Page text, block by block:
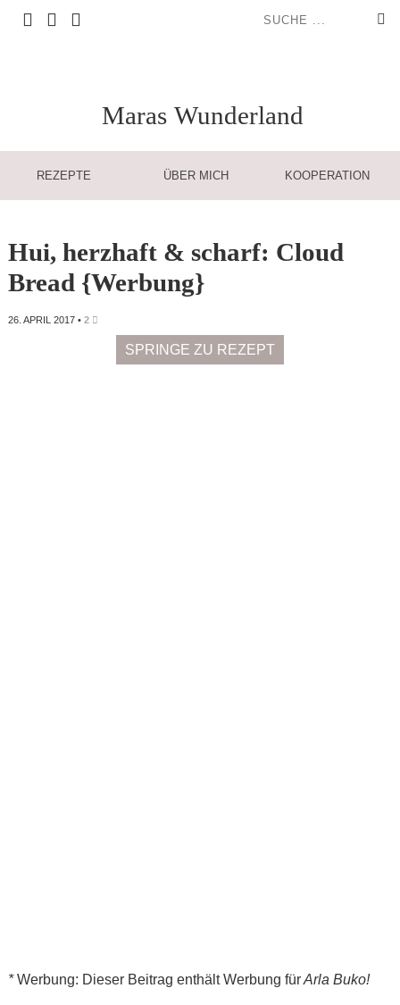
Maras Wunderland
REZEPTE ÜBER MICH KOOPERATION
Hui, herzhaft & scharf: Cloud
Bread {Werbung}
26. APRIL 2017• 2
SPRINGE ZU REZEPT
*Werbung: Dieser Beitrag enthält Werbung fürArla Buko!